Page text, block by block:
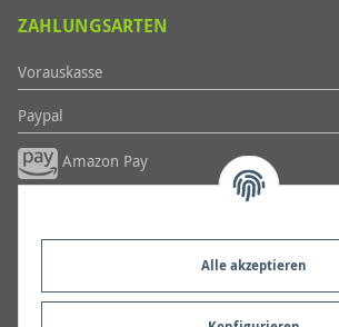
Alle akzeptieren
ZAHLUNGSARTEN
Vorauskasse
Paypal
Amazon Pay
Kontakt
LED-Shop24